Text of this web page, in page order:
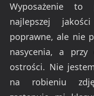
Wyposażenie
najlepszej
poprawne, ale nie
nasycenia, a przy
ostrości. Nie
na robieniu